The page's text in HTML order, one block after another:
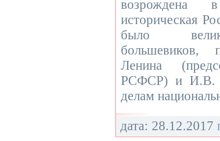
возрождена
историческая
было
Ленина
РСФСР) и И.В.
делам
дата: 28.12.2017